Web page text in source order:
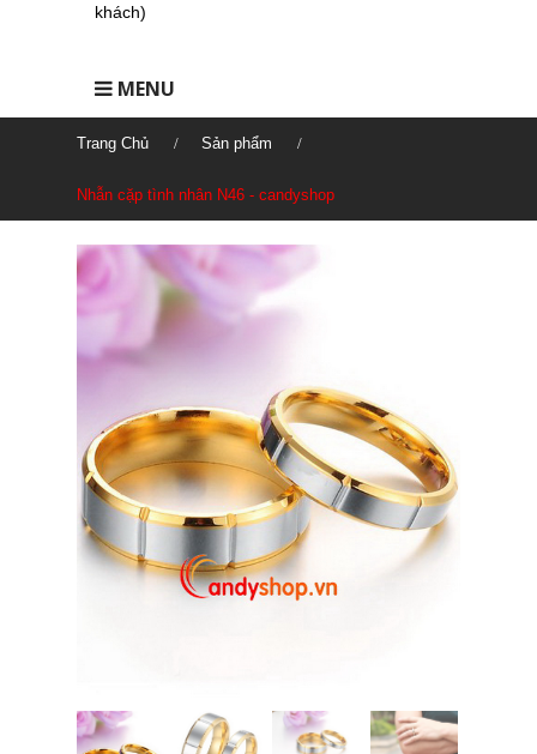
khách)
MENU
Trang Chủ Sản phẩm
Nhẫn cặp tình nhân N46 - candyshop